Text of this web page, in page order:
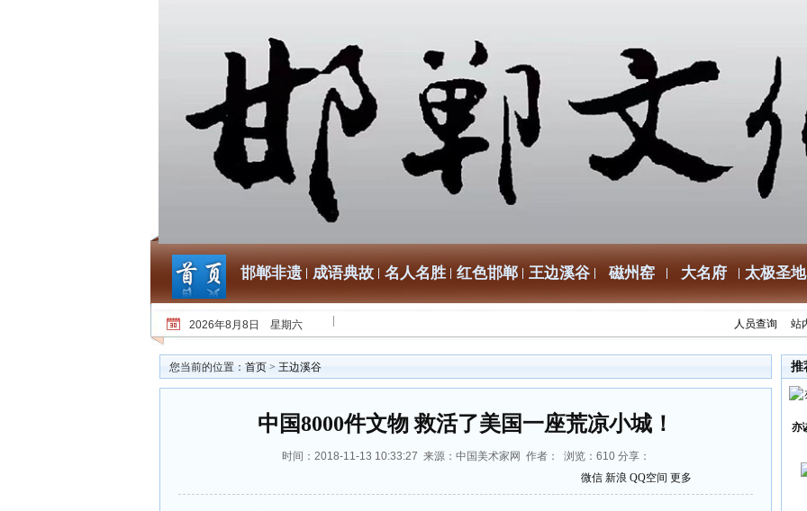
邯郸非遗 成语典故 名人名胜 红色邯郸 王边溪谷 磁州窑 大名府 太极圣地
2026年8月8日 星期六 人员查询 站
您当前的位置： 首页 > 王边溪谷
中国8000件文物 救活了美国一座荒凉小城！
时间：2018-11-13 10:33:27 来源：中国美术家网 作者： 浏览： 610 分享：
微信 新浪 QQ空间 更多
推
亦